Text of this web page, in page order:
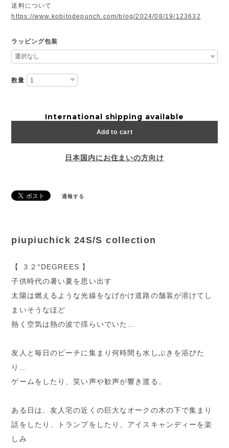
送料について
https://www.kobitodepunch.com/blog/2024/08/19/123632
ラッピング包装
数量
International shipping available
Add to cart
日本国内にお住まいの方向け
通報する
piupiuchick 24S/S collection
【 ３２°DEGREES 】
子供時代の暑い夏を思い出す
太陽は燃えるような光線をなげかけ道路の舗装が溶けてし
まいそうなほど
熱く空気は熱の波で揺らいでいた…
友人と毎日のビーチに集まり何時間も水しぶきを浴びた
り…
ゲームをしたり、笑い声や歓声が響き渡る。
ある日は、友人宅の近くの巨大なオークの木の下で集まり
話をしたり、トランプをしたり、アイスキャンディーを楽
しみ